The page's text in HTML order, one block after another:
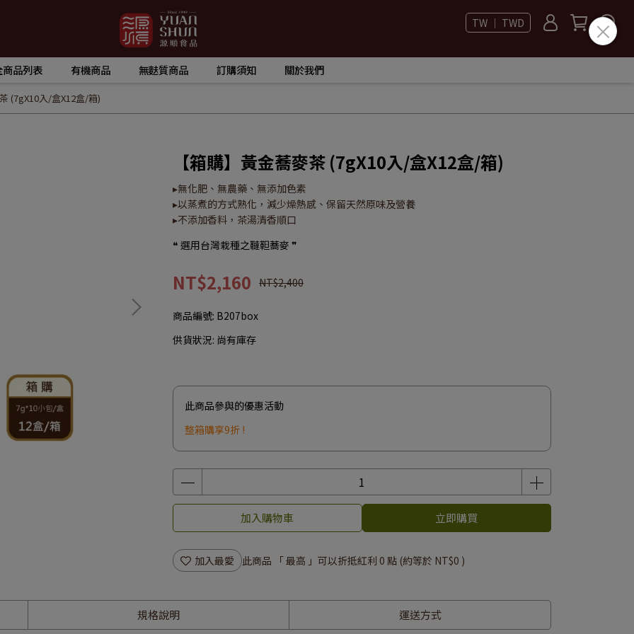
TW ｜ TWD
商品列表 有機商品 無麩質商品 訂購須知 關於我們
(7gX10入/盒X12盒/箱)
【箱購】黃金蕎麥茶 (7gX10入/盒X12盒/箱)
▸無化肥、無農藥、無添加色素
▸以蒸煮的方式熟化，減少燥熱感、保留天然原味及營養
▸不添加香料，茶湯清香順口
❝ 選用台灣栽種之韃靼蕎麥 ❞
NT$2,160 NT$2,400
商品編號: B207box
供貨狀況: 尚有庫存
此商品參與的優惠活動
整箱購享9折 !
加入購物車 立即購買
加入最愛 此商品 「 最高 」可以折抵紅利 0 點 (約等於 NT$0 )
規格說明 運送方式